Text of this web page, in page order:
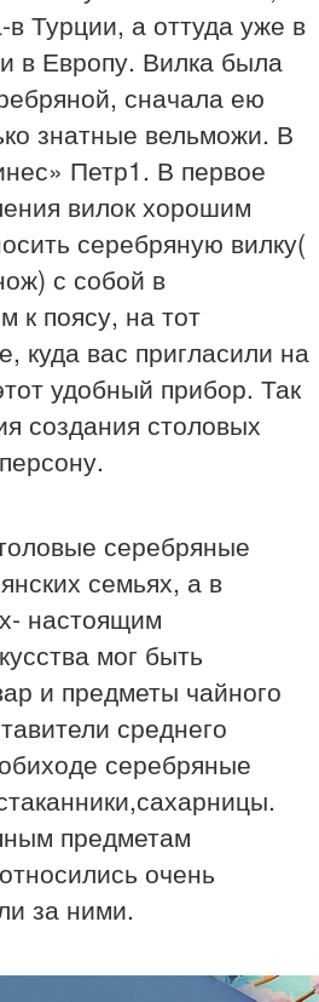
Турции, а оттуда уже в
в Европу. Вилка была
сначала ею
знатные вельможи. В
Петр1. В первое
вилок хорошим
серебряную вилку(
с собой в
к поясу, на тот
куда вас пригласили на
удобный прибор. Так
создания столовых
серебряные
семьях, а в
настоящим
мог быть
и предметы чайного
среднего
серебряные
предметам
очень
за ними.